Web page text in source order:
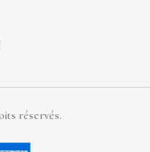
réservés.